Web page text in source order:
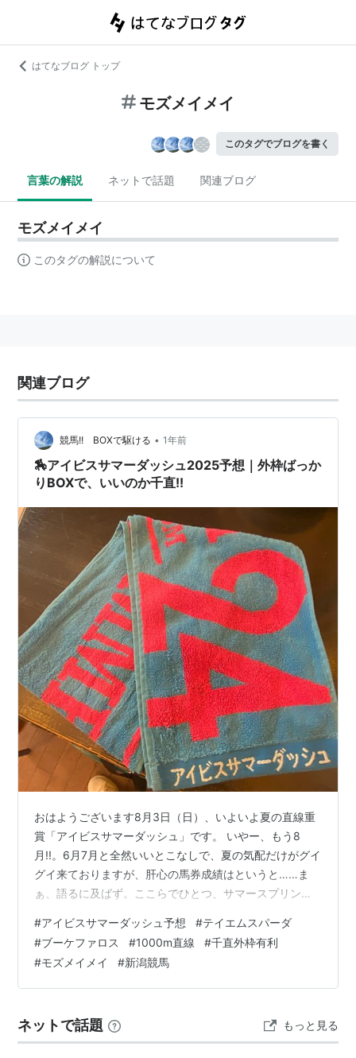
はてなブログ トップ
モズメイメイ
このタグでブログを書く
言葉の解説 ネットで話題 関連ブログ
モズメイメイ
このタグの解説について
関連ブログ
競馬!! BOXで駆ける • 1年前
🏇アイビスサマーダッシュ2025予想｜外枠ばっか
りBOXで、いいのか千直!!
おはようございます8月3日（日）、いよいよ夏の直線重
賞「アイビスサマーダッシュ」です。 いやー、もう8
月!!。6月7月と全然いいとこなしで、夏の気配だけがグイ
グイ来ておりますが、肝心の馬券成績はというと……ま
ぁ、語るに及ばず。ここらでひとつ、サマースプリント
けで、新潟名物「千直」勝負。昨年は現地参戦で、2頭軸
総流しからの3連複的中という、数少ない成功体験がある
レース。あの記憶をもう一度……！ ■今回の予想スタイ
ル いつも通り「極ウマプレミアム」からピックアップし
ば“外枠”……そう、毎年そ…
#アイビスサマーダッシュ予想 #テイエムスパーダ
#ブーケファロス #1000m直線 #千直外枠有利
#モズメイメイ #新潟競馬
ネットで話題 もっと見る